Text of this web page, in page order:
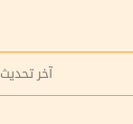
آخر تحديث